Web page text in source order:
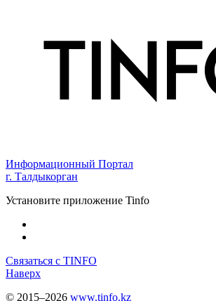
Информационный Портал
г. Талдыкорган
Установите приложение Tinfo
Связаться с TINFO
Наверх
© 2015–2026 www.tinfo.kz